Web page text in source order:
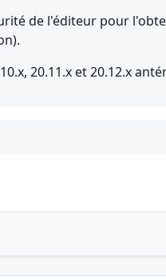
de l'éditeur pour
20.11.x et 20.12.x